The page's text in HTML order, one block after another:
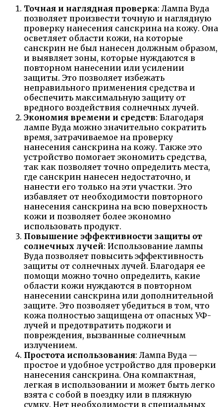
Точная и наглядная проверка: Лампа Вуда
позволяет произвести точную и наглядную
проверку нанесения санскрина на кожу. Она
осветляет области кожи, на которые
санскрин не был нанесен должным образом,
и выявляет зоны, которые нуждаются в
повторном нанесении или усилении
защиты. Это позволяет избежать
неправильного применения средства и
обеспечить максимальную защиту от
вредного воздействия солнечных лучей.
Экономия времени и средств: Благодаря
лампе Вуда можно значительно сократить
время, затрачиваемое на проверку
нанесения санскрина на кожу. Также это
устройство помогает экономить средства,
так как позволяет точно определить места,
где санскрин нанесен недостаточно, и
нанести его только на эти участки. Это
избавляет от необходимости повторного
нанесения санскрина на всю поверхность
кожи и позволяет более экономно
использовать продукт.
Повышение эффективности защиты от
солнечных лучей: Использование лампы
Вуда позволяет повысить эффективность
защиты от солнечных лучей. Благодаря ее
помощи можно точно определить, какие
области кожи нуждаются в повторном
нанесении санскрина или дополнительной
защите. Это позволяет убедиться в том, что
кожа полностью защищена от опасных УФ-
лучей и предотвратить поджоги и
повреждения, вызванные солнечным
излучением.
Простота использования: Лампа Вуда —
простое и удобное устройство для проверки
нанесения санскрина. Она компактная,
легкая в использовании и может быть легко
взята с собой в поездку или в пляжную
сумку. Нет необходимости в специальных